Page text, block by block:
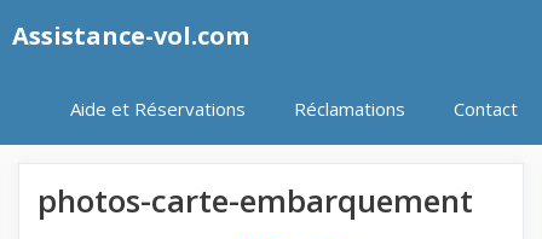
auAssistance-vol.com
Aide et Réservations Réclamations Contact
photos-carte-embarquement